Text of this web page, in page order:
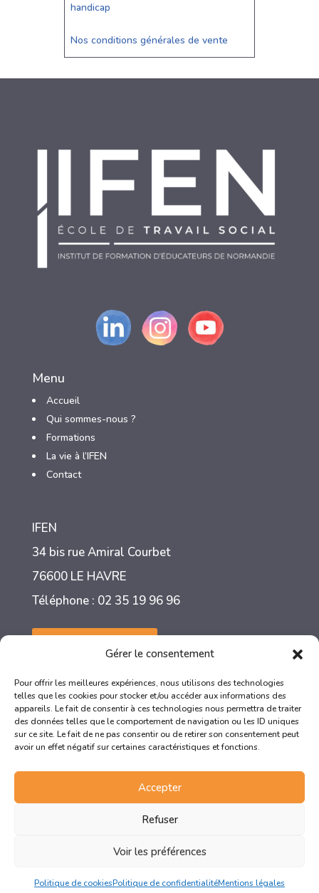
Gérer le consentement
Pour offrir les meilleures expériences, nous utilisons des technologies
telles que les cookies pour stocker et/ou accéder aux informations des
appareils. Le fait de consentir à ces technologies nous permettra de traiter
des données telles que le comportement de navigation ou les ID uniques
sur ce site. Le fait de ne pas consentir ou de retirer son consentement peut
avoir un effet négatif sur certaines caractéristiques et fonctions.
Accepter
Refuser
Voir les préférences
Politique de cookiesPolitique de confidentialitéMentions légales
handicap
Nos conditions générales de vente
Menu
Accueil
Qui sommes-nous ?
Formations
La vie à l’IFEN
Contact
IFEN
34 bis rue Amiral Courbet
76600 LE HAVRE
Téléphone : 02 35 19 96 96
Nous contacter